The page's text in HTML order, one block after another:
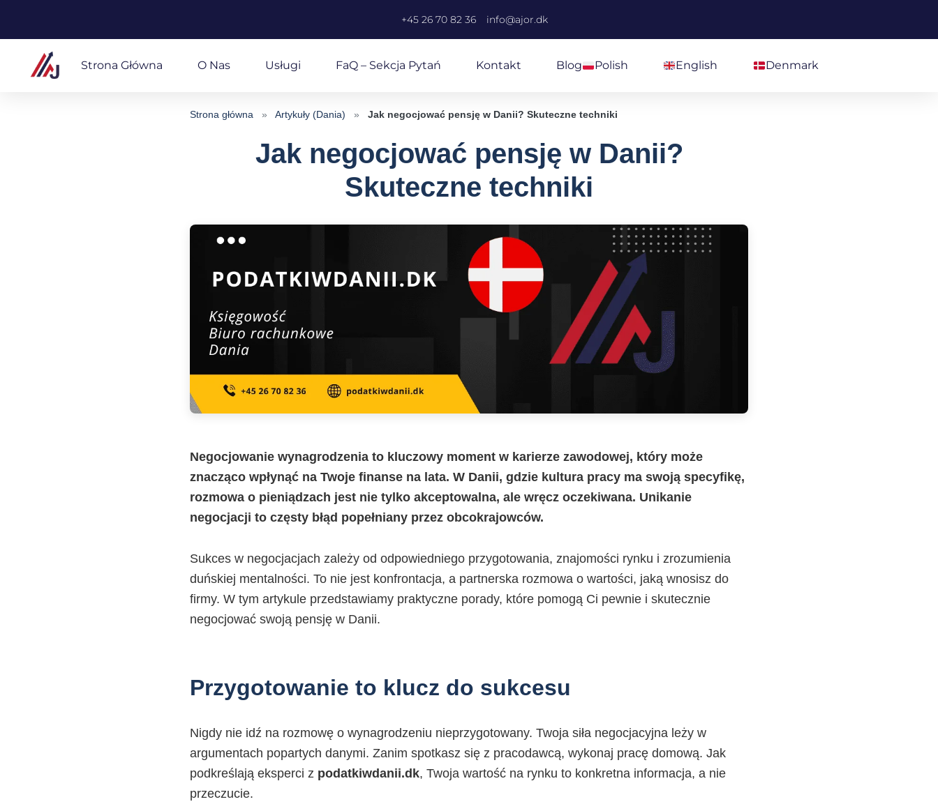
Przejdź
treści
+45 26 70 82 36 info@ajor.dk
Strona Główna O Nas Usługi FaQ – Sekcja Pytań Kontakt Blog Polish English Denmark
Strona główna » Artykuły (Dania) » Jak negocjować pensję w Danii? Skuteczne techniki
Jak negocjować pensję w Danii?
Skuteczne techniki
Negocjowanie wynagrodzenia to kluczowy moment w karierze zawodowej, który może
znacząco wpłynąć na Twoje finanse na lata. W Danii, gdzie kultura pracy ma swoją specyfikę,
rozmowa o pieniądzach jest nie tylko akceptowalna, ale wręcz oczekiwana. Unikanie
negocjacji to częsty błąd popełniany przez obcokrajowców.
Sukces w negocjacjach zależy od odpowiedniego przygotowania, znajomości rynku i zrozumienia
duńskiej mentalności. To nie jest konfrontacja, a partnerska rozmowa o wartości, jaką wnosisz do
firmy. W tym artykule przedstawiamy praktyczne porady, które pomogą Ci pewnie i skutecznie
negocjować swoją pensję w Danii.
Przygotowanie to klucz do sukcesu
Nigdy nie idź na rozmowę o wynagrodzeniu nieprzygotowany. Twoja siła negocjacyjna leży w
argumentach popartych danymi. Zanim spotkasz się z pracodawcą, wykonaj pracę domową. Jak
podkreślają eksperci z podatkiwdanii.dk, Twoja wartość na rynku to konkretna informacja, a nie
przeczucie.